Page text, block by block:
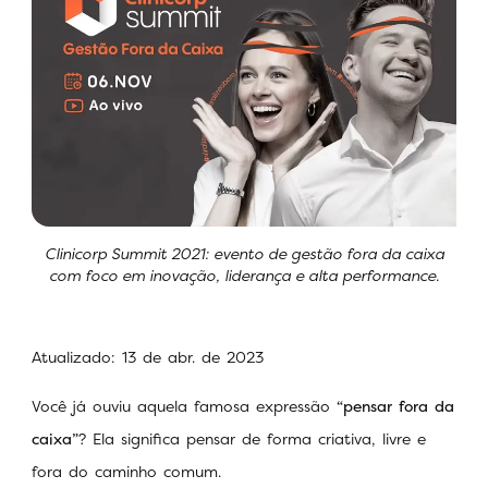
Clinicorp Summit 2021: evento de gestão fora da caixa
com foco em inovação, liderança e alta performance.
Atualizado: 13 de abr. de 2023
Você já ouviu aquela famosa expressão “pensar fora da
caixa”? Ela significa pensar de forma criativa, livre e
fora do caminho comum.